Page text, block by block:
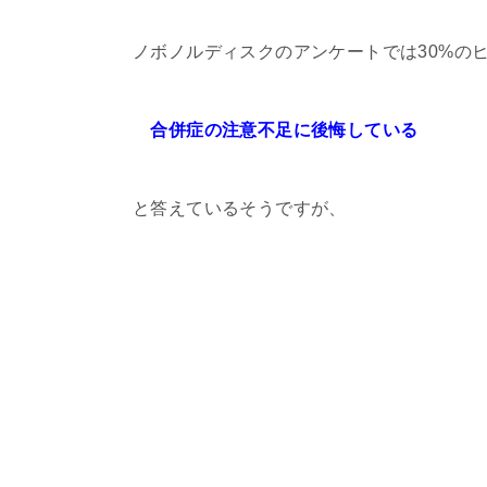
ノボノルディスクのアンケートでは30%の
合併症の注意不足に後悔している
と答えているそうですが、